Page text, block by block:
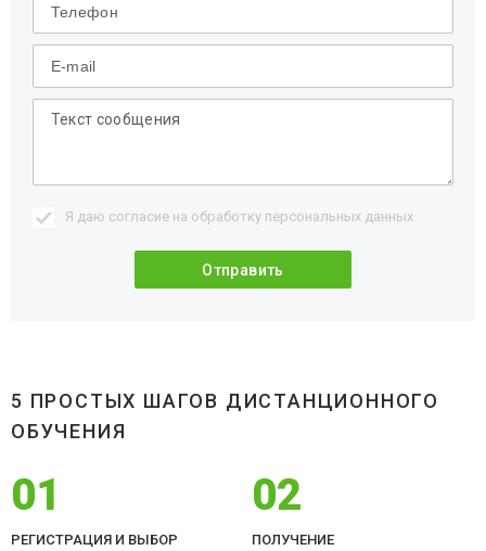
Я даю согласие на обработку персональных данных
5 ПРОСТЫХ ШАГОВ ДИСТАНЦИОННОГО
ОБУЧЕНИЯ
01
РЕГИСТРАЦИЯ И ВЫБОР
02
ПОЛУЧЕНИЕ